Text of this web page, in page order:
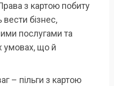
з картою побиту
бізнес,
послугами та
умовах, що й
– пільги з картою